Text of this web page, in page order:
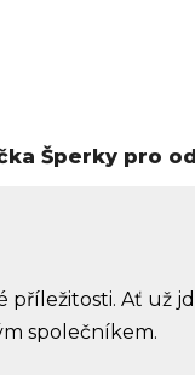
Šperky pro
Ať už
společníkem.